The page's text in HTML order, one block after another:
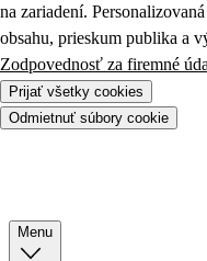
na zariadení.
obsahu, prieskum publika a
Zodpovednosť za firemné
Prijať všetky cookies
Odmietnuť súbory cookie
Menu